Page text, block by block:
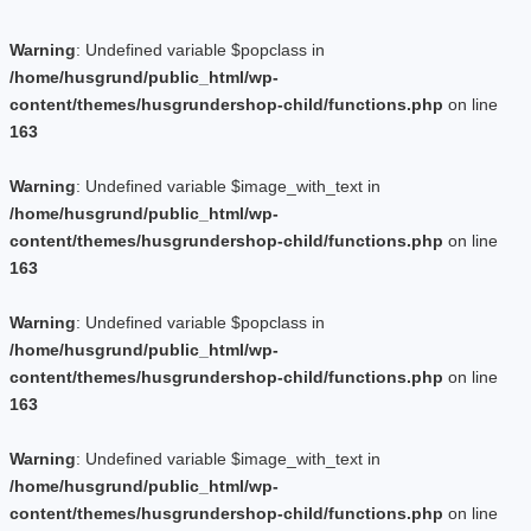
Warning: Undefined variable $popclass in
/home/husgrund/public_html/wp-
content/themes/husgrundershop-child/functions.php on line
163
Warning: Undefined variable $image_with_text in
/home/husgrund/public_html/wp-
content/themes/husgrundershop-child/functions.php on line
163
Warning: Undefined variable $popclass in
/home/husgrund/public_html/wp-
content/themes/husgrundershop-child/functions.php on line
163
Warning: Undefined variable $image_with_text in
/home/husgrund/public_html/wp-
content/themes/husgrundershop-child/functions.php on line